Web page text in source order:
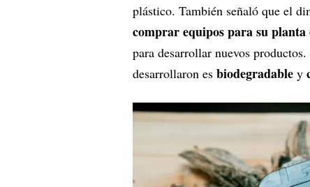
plástico. También señaló que el
comprar equipos para su
para desarrollar nuevos
desarrollaron es biodegradable y